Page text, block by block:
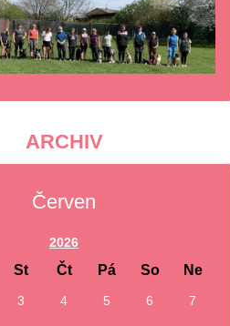
ARCHIV
Červen
2026
St Čt Pá So Ne
3 4 5 6 7